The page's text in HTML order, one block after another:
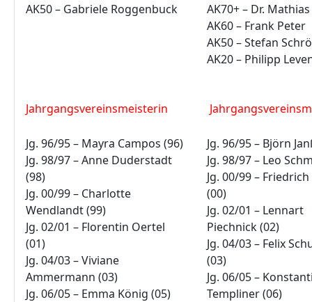
AK50 – Gabriele Roggenbuck
AK70+ – Dr.
AK60 – Frank Peter
AK50 – Stefan
AK20 – Philipp
Jahrgangsvereinsmeisterin
Jg. 96/95 – Mayra Campos (96)
Jg. 98/97 – Anne Duderstadt
(98)
Jg. 00/99 – Charlotte
Wendlandt (99)
Jg. 02/01 – Florentin Oertel
(01)
Jg. 04/03 – Viviane
Ammermann (03)
Jg. 06/05 – Emma König (05)
Jg. 96/95 – Björn
Jg. 98/97 – Leo
Jg. 00/99 –
(00)
Jg. 02/01 – Lennart
Piechnick (02)
Jg. 04/03 – Felix
(03)
Jg. 06/05 –
Templiner (06)